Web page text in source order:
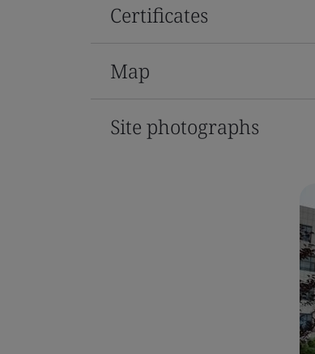
Certificates
Map
Site photographs